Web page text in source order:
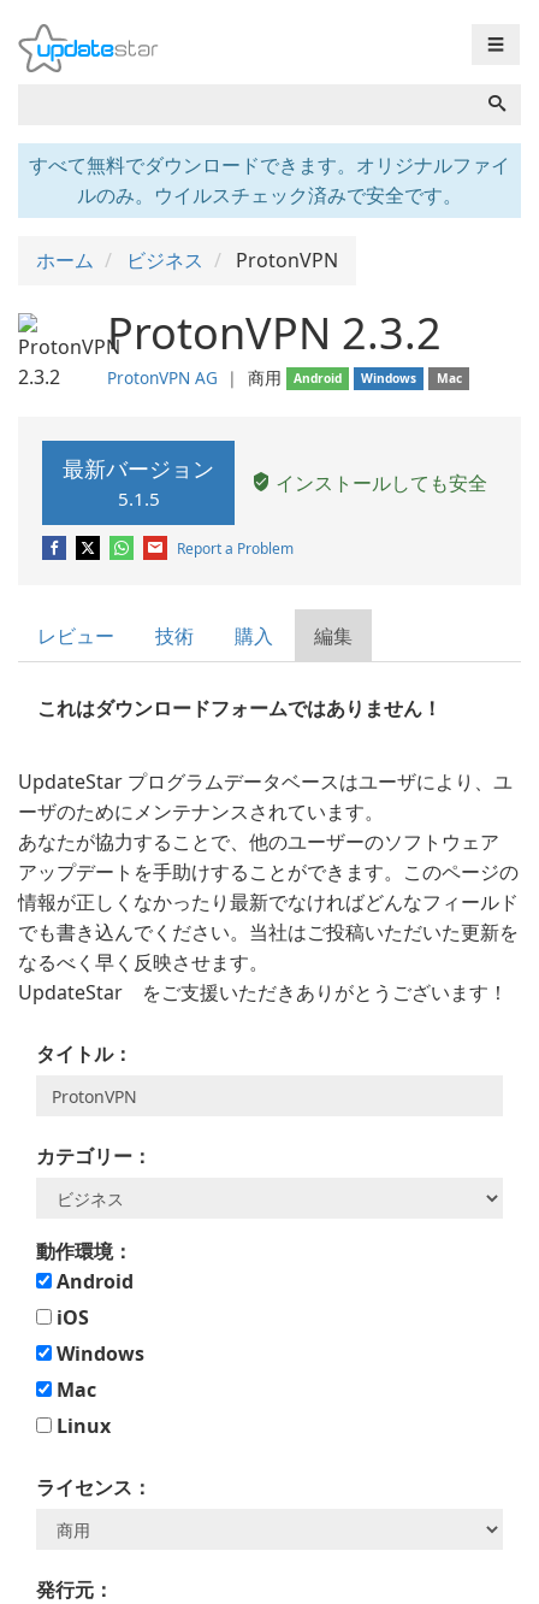
☰
すべて無料でダウンロードできます。オリジナルファイ
ルのみ。ウイルスチェック済みで安全です。
ホーム ビジネス ProtonVPN
ProtonVPN 2.3.2
ProtonVPN AG ❘ 商用 Android Windows Mac
最新バージョン
5.1.5
インストールしても安全
Report a Problem
レビュー 技術 購入 編集
これはダウンロードフォームではありません！
UpdateStar プログラムデータベースはユーザにより、ユ
ーザのためにメンテナンスされています。
あなたが協力することで、他のユーザーのソフトウェア
アップデートを手助けすることができます。このページの
情報が正しくなかったり最新でなければどんなフィールド
でも書き込んでください。当社はご投稿いただいた更新を
なるべく早く反映させます。
UpdateStar をご支援いただきありがとうございます！
タイトル：
カテゴリー：
動作環境：
Android
iOS
Windows
Mac
Linux
ライセンス：
発行元：